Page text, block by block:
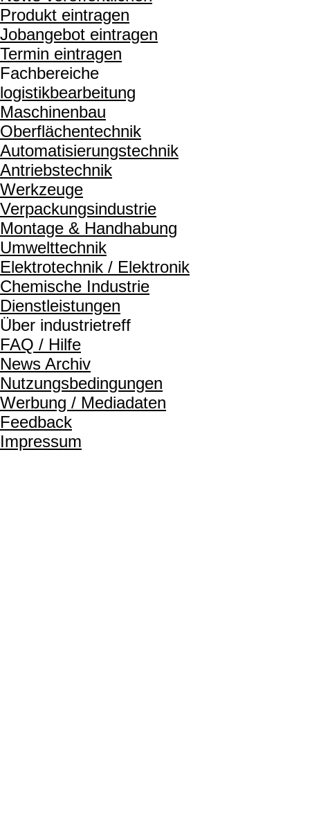
Produkt eintragen
Jobangebot eintragen
Termin eintragen
Fachbereiche
logistikbearbeitung
Maschinenbau
Oberflächentechnik
Automatisierungstechnik
Antriebstechnik
Werkzeuge
Verpackungsindustrie
Montage & Handhabung
Umwelttechnik
Elektrotechnik / Elektronik
Chemische Industrie
Dienstleistungen
Über industrietreff
FAQ / Hilfe
News Archiv
Nutzungsbedingungen
Werbung / Mediadaten
Feedback
Impressum